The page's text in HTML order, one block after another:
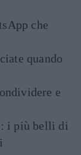
che
quando
e
i più belli di